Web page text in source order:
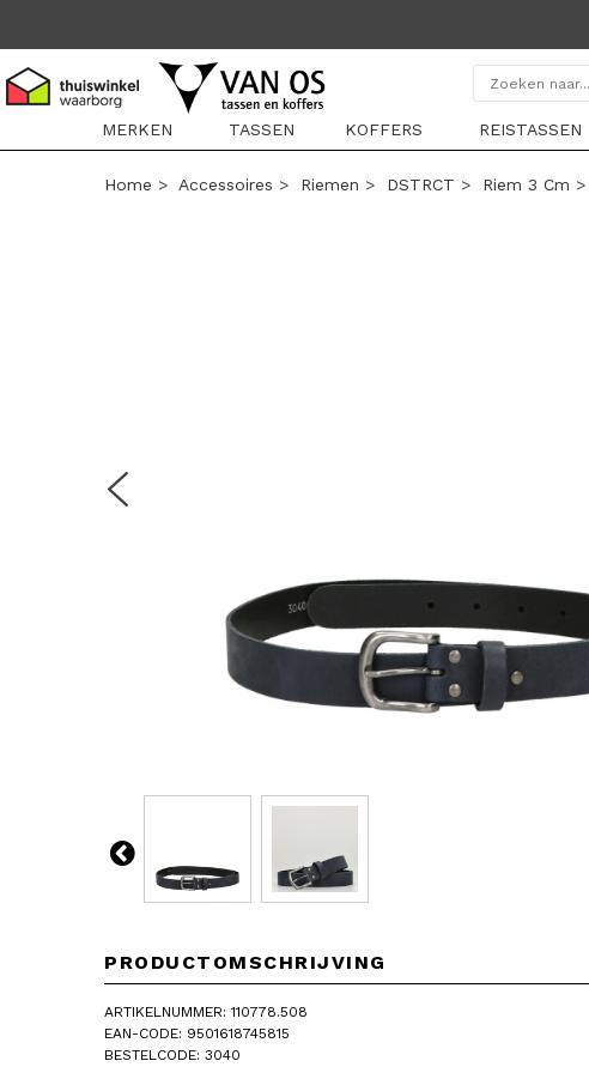
MERKEN
TASSEN KOFFERS REISTASSEN
Home > Accessoires > Riemen > DSTRCT > Riem 3 Cm >
PRODUCTOMSCHRIJVING
ARTIKELNUMMER: 110778.508
EAN-CODE: 9501618745815
BESTELCODE: 3040